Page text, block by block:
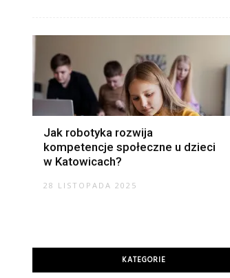
Jak robotyka rozwija
kompetencje społeczne u dzieci
w Katowicach?
28 LISTOPADA 2025
KATEGORIE